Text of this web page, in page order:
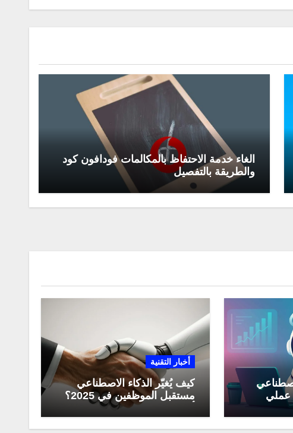
الغاء خدمة الاحتفاظ بالمكالمات فودافون كود
والطريقة بالتفصيل
عملي
اليومي
أخبار التقنية
كيف يُغيّر الذكاء الاصطناعي
مستقبل الموظفين في 2025؟
أبرز التحولات المهنية